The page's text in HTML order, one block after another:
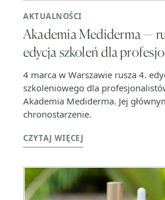
AKTUALNOŚCI
Akademia Mediderma —
edycja szkoleń dla
4 marca w Warszawie rusza 4.
szkoleniowego dla
Akademia Mediderma. Jej
chronostarzenie.
CZYTAJ WIĘCEJ